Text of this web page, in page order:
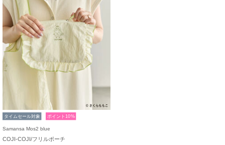
タイムセール対象 ポイント10%
Samansa Mos2 blue
COJI-COJI/フリルポーチ